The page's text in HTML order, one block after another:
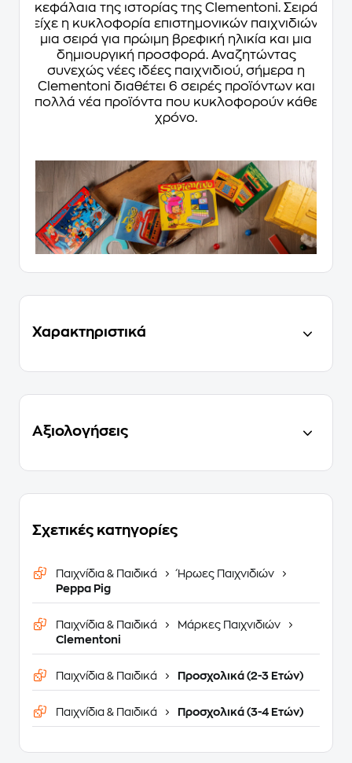
κεφάλαια της ιστορίας της Clementoni. Σειρά
είχε η κυκλοφορία επιστημονικών παιχνιδιών,
μια σειρά για πρώιμη βρεφική ηλικία και μια
δημιουργική προσφορά. Αναζητώντας
συνεχώς νέες ιδέες παιχνιδιού, σήμερα η
Clementoni διαθέτει 6 σειρές προϊόντων και
πολλά νέα προϊόντα που κυκλοφορούν κάθε
χρόνο.
Χαρακτηριστικά
Αξιολογήσεις
Σχετικές κατηγορίες
Παιχνίδια & Παιδικά
Ήρωες Παιχνιδιών
Peppa Pig
Παιχνίδια & Παιδικά
Μάρκες Παιχνιδιών
Clementoni
Παιχνίδια & Παιδικά Προσχολικά (2-3 Ετών)
Παιχνίδια & Παιδικά Προσχολικά (3-4 Ετών)